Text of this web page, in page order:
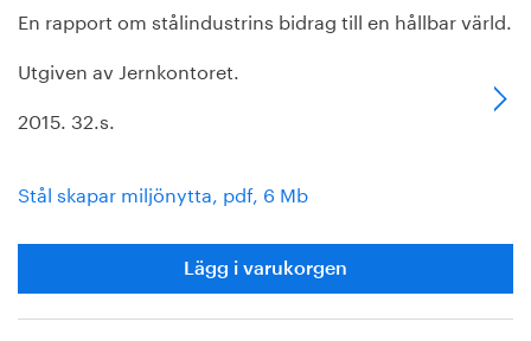
En rapport om stålindustrins bidrag till en hållbar värld.
Utgiven av Jernkontoret.
2015. 32.s.
Stål skapar miljönytta, pdf, 6 Mb
Lägg i varukorgen